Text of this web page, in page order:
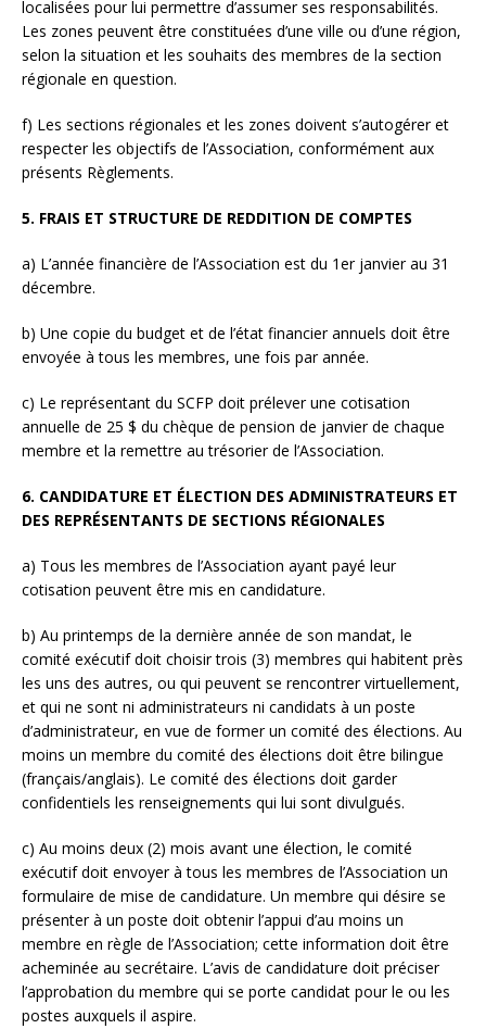
localisées pour lui permettre d’assumer ses responsabilités.
Les zones peuvent être constituées d’une ville ou d’une région,
selon la situation et les souhaits des membres de la section
régionale en question.
f) Les sections régionales et les zones doivent s’autogérer et
respecter les objectifs de l’Association, conformément aux
présents Règlements.
5. FRAIS ET STRUCTURE DE REDDITION DE COMPTES
a) L’année financière de l’Association est du 1er janvier au 31
décembre.
b) Une copie du budget et de l’état financier annuels doit être
envoyée à tous les membres, une fois par année.
c) Le représentant du SCFP doit prélever une cotisation
annuelle de 25 $ du chèque de pension de janvier de chaque
membre et la remettre au trésorier de l’Association.
6. CANDIDATURE ET ÉLECTION DES ADMINISTRATEURS ET
DES REPRÉSENTANTS DE SECTIONS RÉGIONALES
a) Tous les membres de l’Association ayant payé leur
cotisation peuvent être mis en candidature.
b) Au printemps de la dernière année de son mandat, le
comité exécutif doit choisir trois (3) membres qui habitent près
les uns des autres, ou qui peuvent se rencontrer virtuellement,
et qui ne sont ni administrateurs ni candidats à un poste
d’administrateur, en vue de former un comité des élections. Au
moins un membre du comité des élections doit être bilingue
(français/anglais). Le comité des élections doit garder
confidentiels les renseignements qui lui sont divulgués.
c) Au moins deux (2) mois avant une élection, le comité
exécutif doit envoyer à tous les membres de l’Association un
formulaire de mise de candidature. Un membre qui désire se
présenter à un poste doit obtenir l’appui d’au moins un
membre en règle de l’Association; cette information doit être
acheminée au secrétaire. L’avis de candidature doit préciser
l’approbation du membre qui se porte candidat pour le ou les
postes auxquels il aspire.